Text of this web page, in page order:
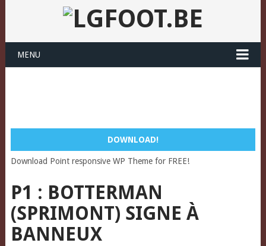
MENU
DOWNLOAD!
Download Point responsive WP Theme for FREE!
P1 : BOTTERMAN
(SPRIMONT) SIGNE À
BANNEUX